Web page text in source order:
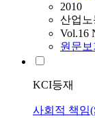
2010
산업
Vol.16
원문보
KCI등재
사회적 책임